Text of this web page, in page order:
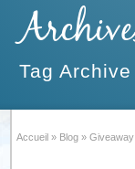
Tag Archive
Accueil » Blog » Giveaway